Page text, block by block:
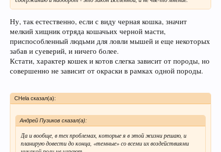
Ну, так естественно, если с виду черная кошка, значит
мелкий хищник отряда кошачьих черной масти,
приспособленный людьми для ловли мышей и еще некоторых
забав и суеверий, и ничего более.
Кстати, характер кошек и котов слегка зависит от породы, но
совершенно не зависит от окраски в рамках одной породы.
CHela сказал(а):
Андрей Пузиков сказал(а):
Да и вообще, в тех проблемах, которые я в этой жизни решаю, и
планирую довести до конца, «темные» со всеми их воздействиями